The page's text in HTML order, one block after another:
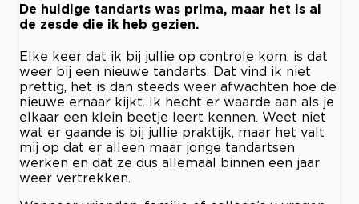
De huidige tandarts was prima, maar het is al
de zesde die ik heb gezien.
Elke keer dat ik bij jullie op controle kom, is dat
weer bij een nieuwe tandarts. Dat vind ik niet
prettig, het is dan steeds weer afwachten hoe de
nieuwe ernaar kijkt. Ik hecht er waarde aan als je
elkaar een klein beetje leert kennen. Weet niet
wat er gaande is bij jullie praktijk, maar het valt
mij op dat er alleen maar jonge tandartsen
werken en dat ze dus allemaal binnen een jaar
weer vertrekken.